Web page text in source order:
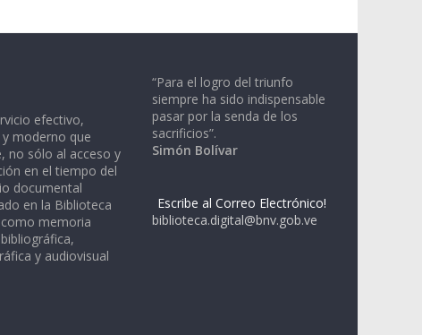
efectivo,
moderno que
no sólo al acceso y
en el tiempo del
documental
en la Biblioteca
memoria
y audiovisual
“Para el logro del triunfo
siempre ha sido indispensable
pasar por la senda de los
sacrificios”.
Simón Bolívar
Escribe al Correo Electrónico!
biblioteca.digital@bnv.gob.ve